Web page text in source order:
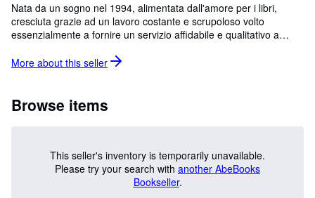
Nata da un sogno nel 1994, alimentata dall'amore per i libri,
cresciuta grazie ad un lavoro costante e scrupoloso volto
essenzialmente a fornire un servizio affidabile e qualitativo a
e offre un vasto assortimento di opere dal 1500 al 2000. Tratta
More about this seller
Browse items
This seller's inventory is temporarily unavailable.
Please try your search with another AbeBooks
Bookseller.